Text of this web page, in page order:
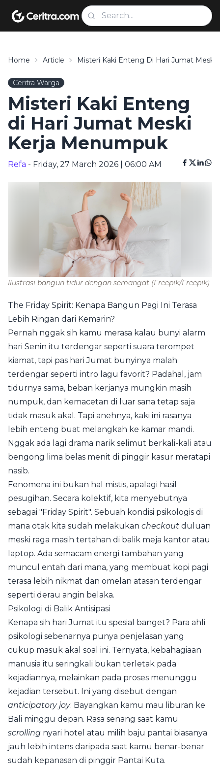
Home Article Misteri Kaki Enteng Di Hari Jumat Meski
Ceritra Warga
Misteri Kaki Enteng
di Hari Jumat Meski
Kerja Menumpuk
Refa - Friday, 27 March 2026 | 06:00 AM
Ilustrasi bangun tidur dengan semangat (Freepik/Freepik)
The Friday Spirit: Kenapa Bangun Pagi Ini Terasa
Lebih Ringan dari Kemarin?
Pernah nggak sih kamu merasa kalau bunyi alarm
hari Senin itu terdengar seperti suara terompet
kiamat, tapi pas hari Jumat bunyinya malah
terdengar seperti intro lagu favorit? Padahal, jam
tidurnya sama, beban kerjanya mungkin masih
numpuk, dan kemacetan di luar sana tetap saja
tidak masuk akal. Tapi anehnya, kaki ini rasanya
lebih enteng buat melangkah ke kamar mandi.
Nggak ada lagi drama narik selimut berkali-kali atau
bengong lima belas menit di pinggir kasur meratapi
nasib.
Fenomena ini bukan hal mistis, apalagi hasil
pesugihan. Secara kolektif, kita menyebutnya
sebagai "Friday Spirit". Sebuah kondisi psikologis di
mana otak kita sudah melakukan checkout duluan
meski raga masih tertahan di balik meja kantor atau
laptop. Ada semacam energi tambahan yang
muncul entah dari mana, yang membuat kopi pagi
terasa lebih nikmat dan omelan atasan terdengar
seperti derau angin belaka.
Psikologi di Balik Antisipasi
Kenapa sih hari Jumat itu spesial banget? Para ahli
psikologi sebenarnya punya penjelasan yang
cukup masuk akal soal ini. Ternyata, kebahagiaan
manusia itu seringkali bukan terletak pada
kejadiannya, melainkan pada proses menunggu
kejadian tersebut. Ini yang disebut dengan
anticipatory joy. Bayangkan kamu mau liburan ke
Bali minggu depan. Rasa senang saat kamu
scrolling nyari hotel atau milih baju pantai biasanya
jauh lebih intens daripada saat kamu benar-benar
sudah kepanasan di pinggir Pantai Kuta.